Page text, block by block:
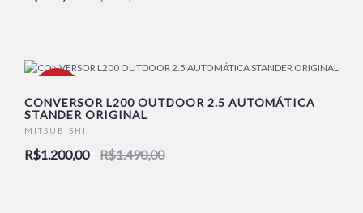
CONVERSOR L200 OUTDOOR 2.5 AUTOMÁTICA
STANDER ORIGINAL
MITSUBISHI
R$1.200,00 R$1.490,00